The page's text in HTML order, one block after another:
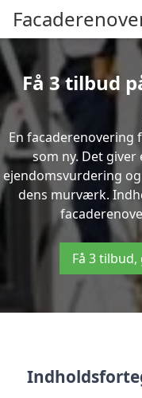
Få 3 tilbud
En facaderenovering
som ny. Det
ejendomsvurdering
dens murværk.
Få 3